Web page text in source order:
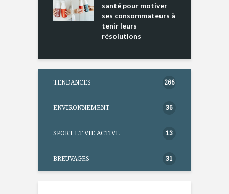
santé pour motiver
ses consommateurs à
tenir leurs
résolutions
TENDANCES 266
ENVIRONNEMENT 36
SPORT ET VIE ACTIVE 13
BREUVAGES 31